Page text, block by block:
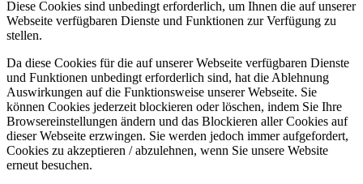
Diese Cookies sind unbedingt erforderlich, um Ihnen die auf unserer
Webseite verfügbaren Dienste und Funktionen zur Verfügung zu
stellen.
Da diese Cookies für die auf unserer Webseite verfügbaren Dienste
und Funktionen unbedingt erforderlich sind, hat die Ablehnung
Auswirkungen auf die Funktionsweise unserer Webseite. Sie
können Cookies jederzeit blockieren oder löschen, indem Sie Ihre
Browsereinstellungen ändern und das Blockieren aller Cookies auf
dieser Webseite erzwingen. Sie werden jedoch immer aufgefordert,
Cookies zu akzeptieren / abzulehnen, wenn Sie unsere Website
erneut besuchen.